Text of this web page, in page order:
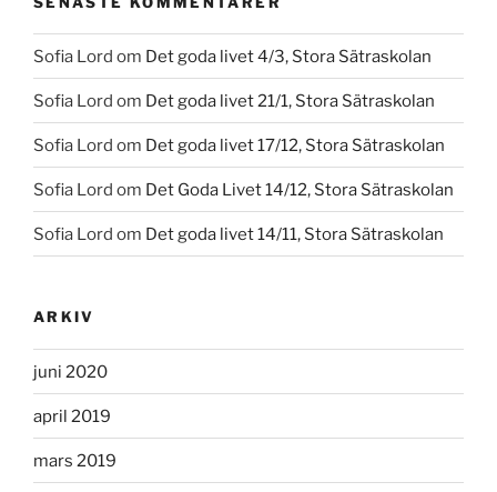
Sofia Lord om Det goda livet 4/3, Stora Sätraskolan
Sofia Lord om Det goda livet 21/1, Stora Sätraskolan
Sofia Lord om Det goda livet 17/12, Stora Sätraskolan
Sofia Lord om Det Goda Livet 14/12, Stora Sätraskolan
Sofia Lord om Det goda livet 14/11, Stora Sätraskolan
ARKIV
juni 2020
april 2019
mars 2019